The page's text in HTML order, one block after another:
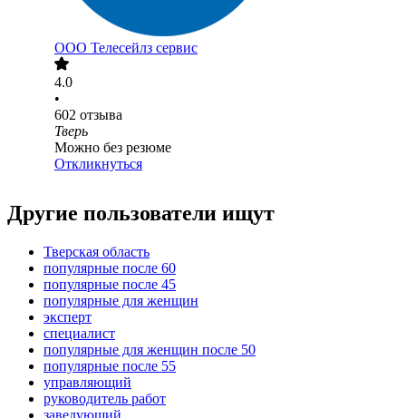
ООО Телесейлз сервис
4.0
•
602 отзыва
Тверь
Можно без резюме
Откликнуться
Другие пользователи ищут
Тверская область
популярные после 60
популярные после 45
популярные для женщин
эксперт
специалист
популярные для женщин после 50
популярные после 55
управляющий
руководитель работ
заведующий